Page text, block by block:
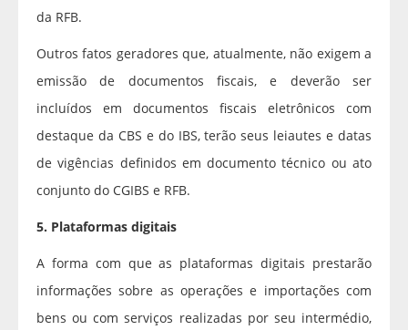
da RFB.
Outros fatos geradores que, atualmente, não exigem a
emissão de documentos fiscais, e deverão ser
incluídos em documentos fiscais eletrônicos com
destaque da CBS e do IBS, terão seus leiautes e datas
de vigências definidos em documento técnico ou ato
conjunto do CGIBS e RFB.
5. Plataformas digitais
A forma com que as plataformas digitais prestarão
informações sobre as operações e importações com
bens ou com serviços realizadas por seu intermédio,